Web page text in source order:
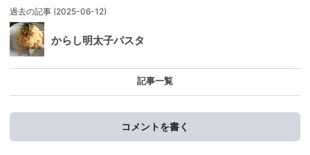
過去の記事 (2025-06-12)
からし明太子パスタ
記事一覧
コメントを書く